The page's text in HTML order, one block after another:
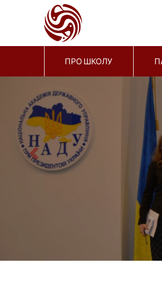
ПРО ШКОЛУ
Previous